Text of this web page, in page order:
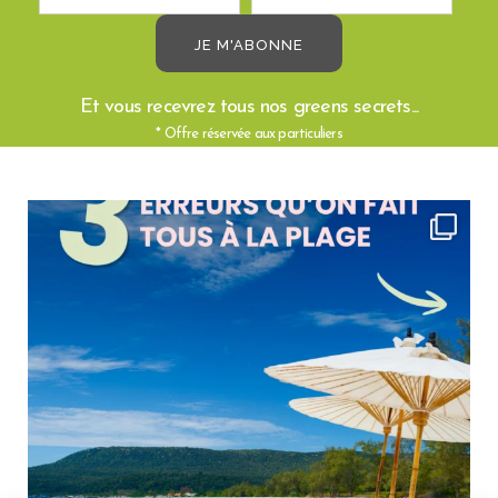
cotons-tiges réutilisables
, vous contribuez
activement à un avenir plus sain pour notre planète tout en maintenant
des produits durables, vous réduisez votre empreinte écologique et
participez à la protection de notre environnement. Ces cotons-tiges
à la production de produits jetables.
De plus, ils sont pratiques et faciles à intégrer dans votre routine
quotidienne. Après chaque utilisation, il suffit de les laver avec de l’eau et
du savon pour qu’ils soient prêts à être réutilisés, encore et encore.
DÉCOUVREZ NOTRE LARGE GAMME
AUTOUR DE L’UNIVERS SALLE DE
BAIN ZÉRO DÉCHET
Nous proposons une large sélection de produits écologiques dans
l’univers de la salle de bain zéro déchet
Et vous recevrez tous nos greens secrets...
* Offre réservée aux particuliers